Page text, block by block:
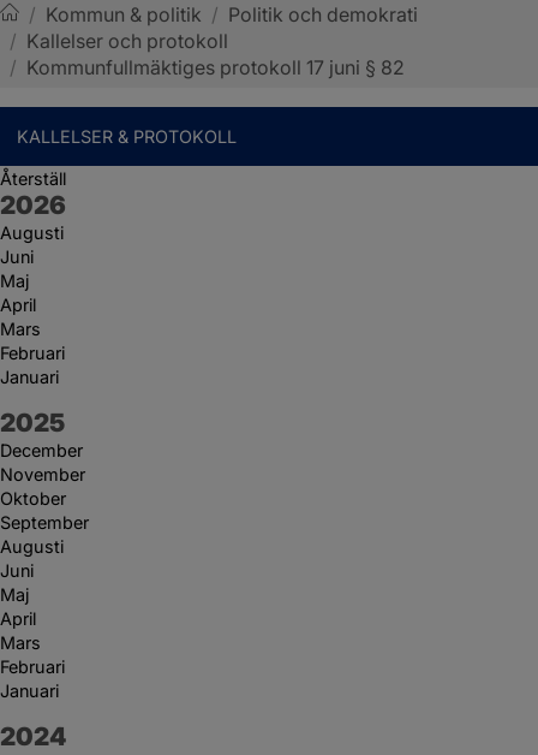
Sotenäs kommun
/ Kommun & politik / Politik och demokrati
/ Kallelser och protokoll
/ Kommunfullmäktiges protokoll 17 juni § 82
KALLELSER & PROTOKOLL
Återställ
År:
2026
Augusti
Juni
Maj
April
Mars
Februari
Januari
År:
2025
December
November
Oktober
September
Augusti
Juni
Maj
April
Mars
Februari
Januari
År:
2024